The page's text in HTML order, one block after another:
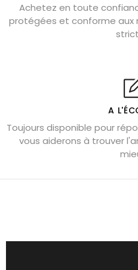
Cornaline : propriétés
Capricorne : quelles pierres
Shungite : purification et
Bagues en labradorite
Lapis lazuli : propriétés et
Citrine : propriétés
Aigue-marine : propriétés
Achetez en toute
protégées et conforme aux
A
Toujours disponible pour
vous aiderons à trouver